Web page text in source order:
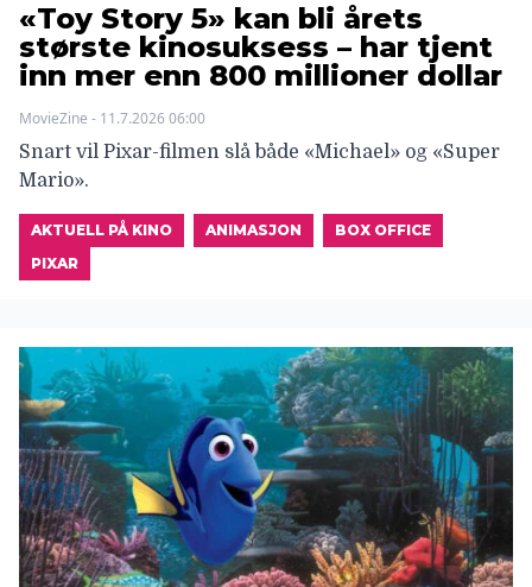
«Toy Story 5» kan bli årets
største kinosuksess – har tjent
inn mer enn 800 millioner dollar
MovieZine - 11.7.2026 06:00
Snart vil Pixar-filmen slå både «Michael» og «Super
Mario».
AKTUELL PÅ KINO ANIMASJON
BOX OFFICE
PIXAR